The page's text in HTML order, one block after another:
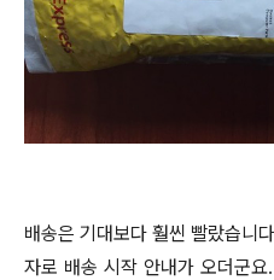
배송은 기대보다 훨씬 빨랐습니
자로 배송 시작 안내가 오더군요